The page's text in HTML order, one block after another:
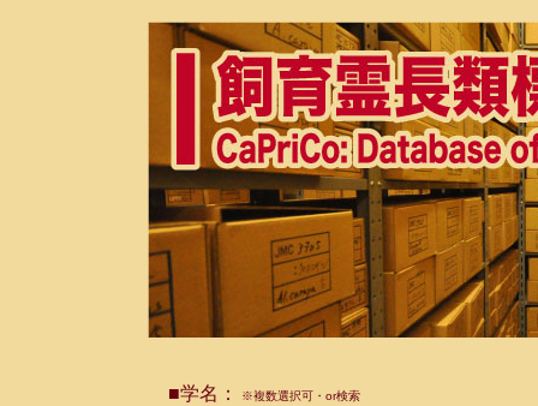
■学名： ※複数選択可・or検索